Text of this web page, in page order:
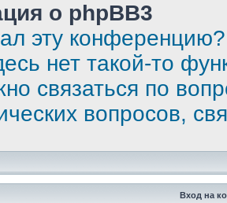
о phpBB3
эту конференцию?
нет такой-то
связаться по
вопросов,
Вход на